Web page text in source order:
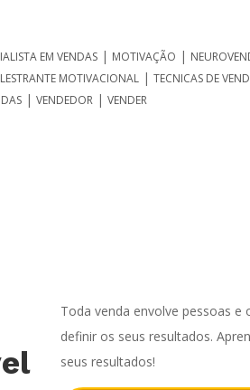
EM VENDAS| MOTIVAÇÃO |
MOTIVACIONAL |TECNICAS DE
| VENDEDOR| VENDER
Toda venda envolve pessoas
definir os seus resultados.
seus resultados!